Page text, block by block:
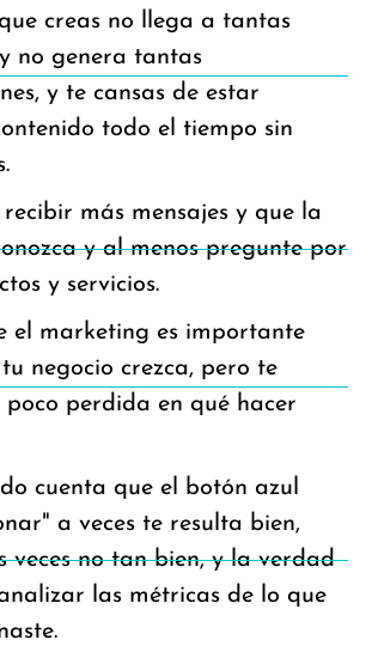
creas no llega a tantas
no genera tantas
y te cansas de estar
todo el tiempo sin
más mensajes y que la
y al menos pregunte por
y servicios.
el marketing es importante
negocio crezca, pero te
poco perdida en qué hacer
cuenta que el botón azul
a veces te resulta bien,
veces no tan bien, y la verdad
las métricas de lo que